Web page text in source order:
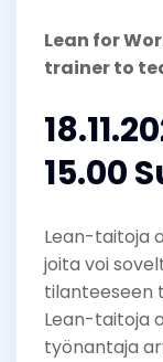
Lean for
trainer to
15.00
Lean-taitoja
joita voi
tilanteeseen
Lean-taitoja
työnantaja